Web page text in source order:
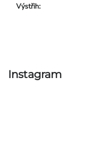
Výstřih:
Instagram